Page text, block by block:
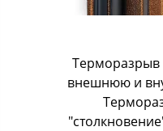
Терморазрыв
внешнюю и